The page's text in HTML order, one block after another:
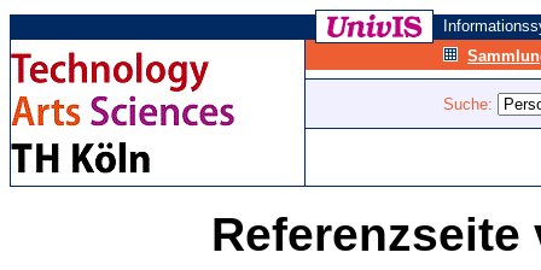
Suche:
Referenzseite